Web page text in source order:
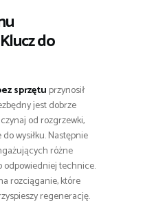
do
sprzętu przynosił
jest dobrze
od rozgrzewki,
wysiłku. Następnie
różne
odpowiedniej technice.
rozciąganie, które
regenerację.